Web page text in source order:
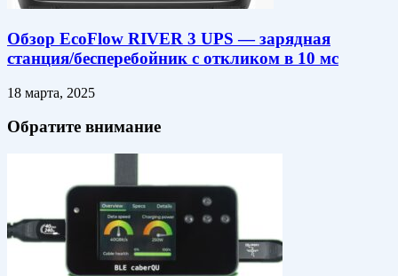
Обзор EcoFlow RIVER 3 UPS — зарядная
станция/бесперебойник с откликом в 10 мс
18 марта, 2025
Обратите внимание